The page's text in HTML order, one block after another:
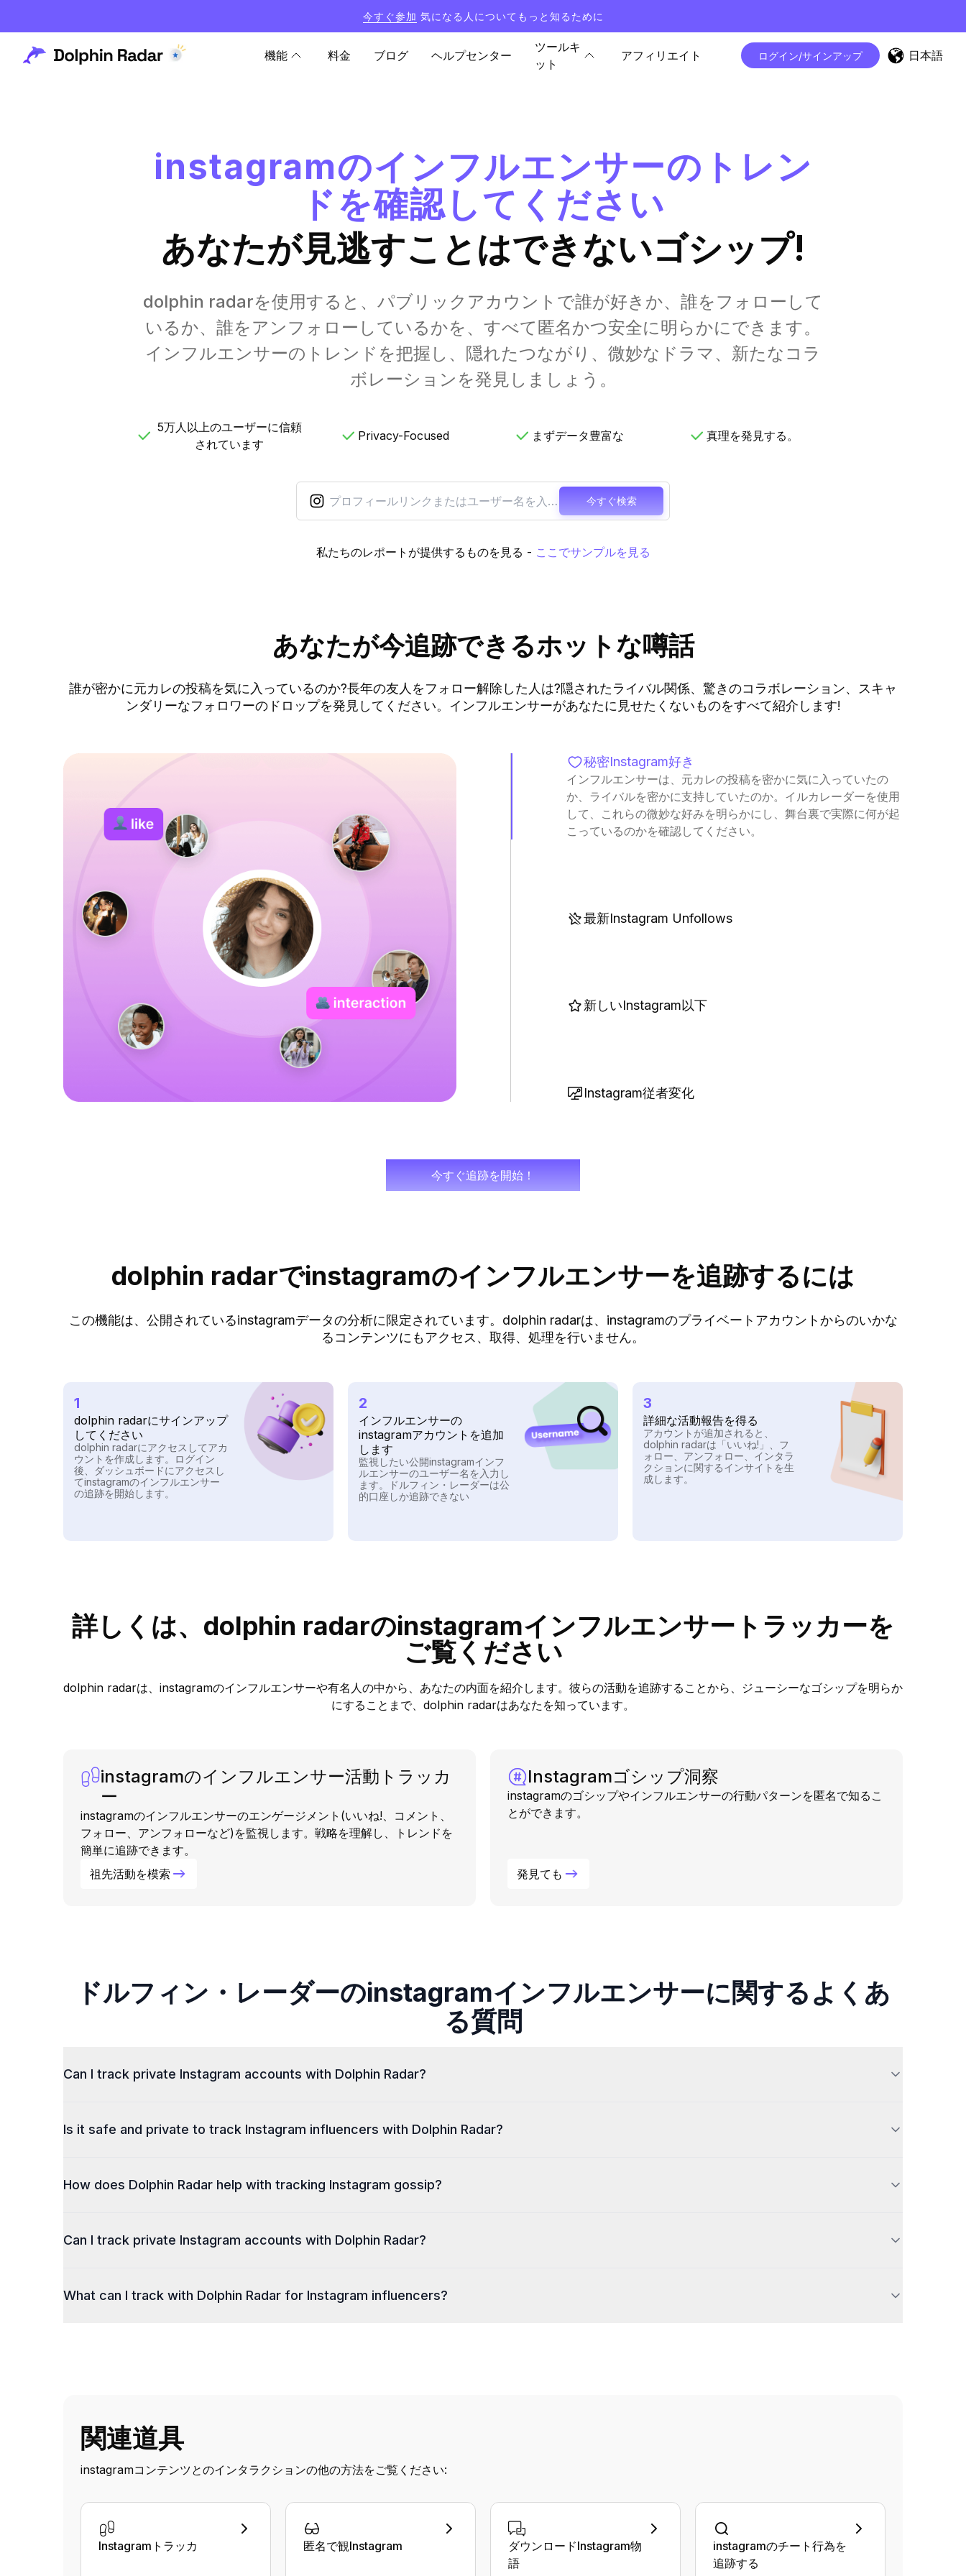
今すぐ参加 気になる人についてもっと知るために
機能 料金 ブログ ヘルプセンター
ツールキ
ット
アフィリエイト ログイン/サインアップ 日本語
instagramのインフルエンサーのトレン
ドを確認してください
あなたが見逃すことはできないゴシップ!
dolphin radarを使用すると、パブリックアカウントで誰が好きか、誰をフォローして
いるか、誰をアンフォローしているかを、すべて匿名かつ安全に明らかにできます。
インフルエンサーのトレンドを把握し、隠れたつながり、微妙なドラマ、新たなコラ
ボレーションを発見しましょう。
5万人以上のユーザーに信頼
されています
Privacy-Focused まずデータ豊富な 真理を発見する。
今すぐ検索
私たちのレポートが提供するものを見る - ここでサンプルを見る
あなたが今追跡できるホットな噂話
誰が密かに元カレの投稿を気に入っているのか?長年の友人をフォロー解除した人は?隠されたライバル関係、驚きのコラボレーション、スキャ
ンダリーなフォロワーのドロップを発見してください。インフルエンサーがあなたに見せたくないものをすべて紹介します!
秘密Instagram好き
インフルエンサーは、元カレの投稿を密かに気に入っていたの
か、ライバルを密かに支持していたのか。イルカレーダーを使用
して、これらの微妙な好みを明らかにし、舞台裏で実際に何が起
こっているのかを確認してください。
最新Instagram Unfollows
新しいInstagram以下
Instagram従者変化
今すぐ追跡を開始！
dolphin radarでinstagramのインフルエンサーを追跡するには
この機能は、公開されているinstagramデータの分析に限定されています。dolphin radarは、instagramのプライベートアカウントからのいかな
るコンテンツにもアクセス、取得、処理を行いません。
1
dolphin radarにサインアップ
してください
dolphin radarにアクセスしてアカ
ウントを作成します。ログイン
後、ダッシュボードにアクセスし
てinstagramのインフルエンサー
の追跡を開始します。
2
インフルエンサーの
instagramアカウントを追加
します
監視したい公開instagramインフ
ルエンサーのユーザー名を入力し
ます。ドルフィン・レーダーは公
的口座しか追跡できない
3
詳細な活動報告を得る
アカウントが追加されると、
dolphin radarは「いいね!」、フ
ォロー、アンフォロー、インタラ
クションに関するインサイトを生
成します。
詳しくは、dolphin radarのinstagramインフルエンサートラッカーを
ご覧ください
dolphin radarは、instagramのインフルエンサーや有名人の中から、あなたの内面を紹介します。彼らの活動を追跡することから、ジューシーなゴシップを明らか
にすることまで、dolphin radarはあなたを知っています。
instagramのインフルエンサー活動トラッカ
ー
instagramのインフルエンサーのエンゲージメント(いいね!、コメント、
フォロー、アンフォローなど)を監視します。戦略を理解し、トレンドを
簡単に追跡できます。
祖先活動を模索
Instagramゴシップ洞察
instagramのゴシップやインフルエンサーの行動パターンを匿名で知るこ
とができます。
発見ても
ドルフィン・レーダーのinstagramインフルエンサーに関するよくあ
る質問
Can I track private Instagram accounts with Dolphin Radar?
Is it safe and private to track Instagram influencers with Dolphin Radar?
How does Dolphin Radar help with tracking Instagram gossip?
Can I track private Instagram accounts with Dolphin Radar?
What can I track with Dolphin Radar for Instagram influencers?
関連道具
instagramコンテンツとのインタラクションの他の方法をご覧ください:
Instagramトラッカ 匿名で観Instagram
ダウンロードInstagram物
語
instagramのチート行為を
追跡する